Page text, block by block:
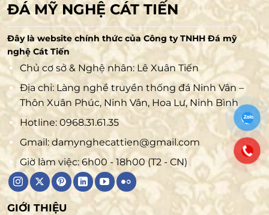
ĐÁ MỸ NGHỆ CÁT TIẾN
Đây là website chính thức của Công ty TNHH Đá mỹ
nghệ Cát Tiến
Chủ cơ sở & Nghệ nhân: Lê Xuân Tiến
Địa chỉ: Làng nghề truyền thống đá Ninh Vân –
Thôn Xuân Phúc, Ninh Vân, Hoa Lư, Ninh Bình
Hotline: 0968.31.61.35
Gmail: damynghecattien@gmail.com
Giờ làm việc: 6h00 - 18h00 (T2 - CN)
GIỚI THIỆU